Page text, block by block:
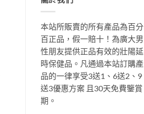
本站所販賣的所有產品為百分
百正品，假一賠十！為廣大男
性朋友提供正品有效的壯陽延
時保健品。凡通過本站訂購產
品的一律享受3送1、6送2、9
送3優惠方案 且30天免費鑒賞
期。